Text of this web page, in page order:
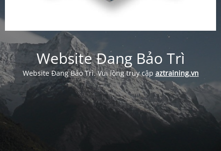
Website Đang Bảo Trì
Website Đang Bảo Trì. Vui lòng truy cập aztraining.vn